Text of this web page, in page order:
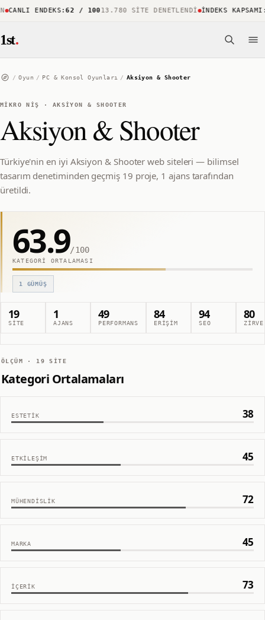
CANLI ENDEKS:62 / 10013.780 SITE DENETLENDI İNDEKS KAPSAMI:
1st.
/ Oyun / PC & Konsol Oyunları / Aksiyon & Shooter
MIKRO NIŞ · AKSIYON & SHOOTER
Aksiyon & Shooter
Türkiye'nin en iyi Aksiyon & Shooter web siteleri — bilimsel
tasarım denetiminden geçmiş 19 proje, 1 ajans tarafından
üretildi.
63.9/100
KATEGORI ORTALAMASI
1 GÜMÜŞ
19
SITE
1
AJANS
49
PERFORMANS
84
ERIŞIM
94
SEO
80
ZIRVE
ÖLÇÜM · 19 SITE
Kategori Ortalamaları
ESTETIK 38
ETKILEŞIM 45
MÜHENDISLIK 72
MARKA 45
İÇERIK 73